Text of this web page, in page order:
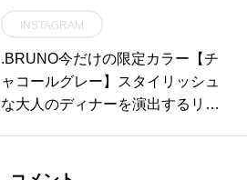
es#革靴#silk scarf#ペイズリー#ha
usmatsue #島根#松江
フホワイト、ダークグリーン、ブ
ラック.#MHL.#light cotton drill#tot
e bag#bag#hausmatsue #島根#松
江
INSTAGRAM
.BRUNO今だけの限定カラー【チ
ャコールグレー】スタイリッシュ
な大人のディナーを演出するリッ
BRUNO#コンパクトホットプレー